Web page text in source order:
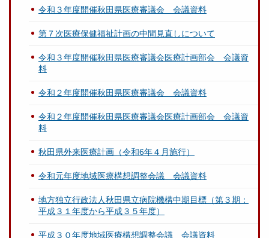
令和３年度開催秋田県医療審議会 会議資料
第７次医療保健福祉計画の中間見直しについて
令和３年度開催秋田県医療審議会医療計画部会 会議資
料
令和２年度開催秋田県医療審議会 会議資料
令和２年度開催秋田県医療審議会医療計画部会 会議資
料
秋田県外来医療計画（令和6年４月施行）
令和元年度地域医療構想調整会議 会議資料
地方独立行政法人秋田県立病院機構中期目標（第３期：
平成３１年度から平成３５年度）
平成３０年度地域医療構想調整会議 会議資料